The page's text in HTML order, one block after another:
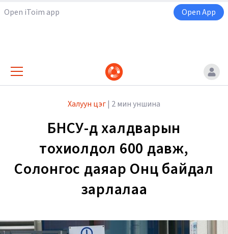
Open iToim app Open App
Халуун цэг| 2 мин уншина
БНСУ-д халдварын
тохиолдол 600 давж,
Солонгос даяар Онц байдал
зарлалаа